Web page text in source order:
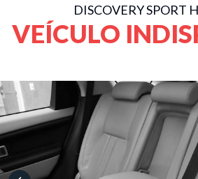
DISCOVERY SPORT
VEÍCULO